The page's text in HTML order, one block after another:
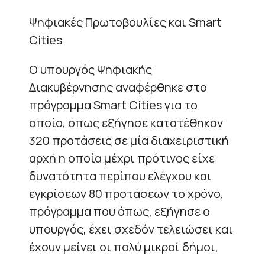
Ψηφιακές Πρωτοβουλίες και Smart
Cities
Ο υπουργός Ψηφιακής
Διακυβέρνησης αναφέρθηκε στο
πρόγραμμα Smart Cities για το
οποίο, όπως εξήγησε κατατέθηκαν
320 προτάσεις σε μία διαχειριστική
αρχή η οποία μέχρι πρότινος είχε
δυνατότητα περίπου ελέγχου και
εγκρίσεων 80 προτάσεων το χρόνο,
πρόγραμμα που όπως, εξήγησε ο
υπουργός, έχει σχεδόν τελειώσει και
έχουν μείνει οι πολύ μικροί δήμοι,